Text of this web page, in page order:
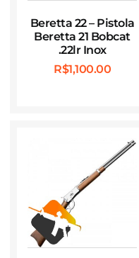
Beretta 22 – Pistola
Beretta 21 Bobcat
.22lr Inox
R$1,100.00